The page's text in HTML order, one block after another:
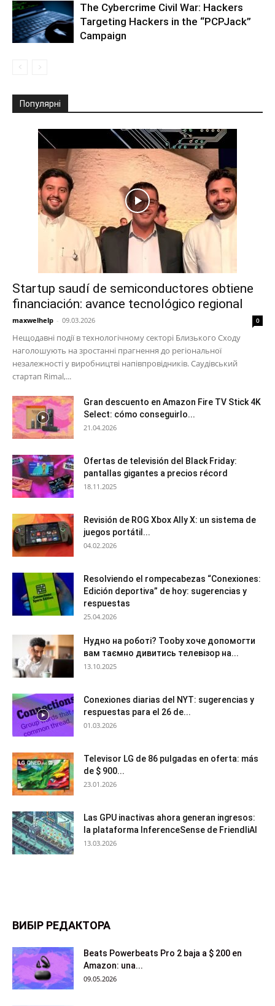
The Cybercrime Civil War: Hackers
Targeting Hackers in the “PCPJack”
Campaign
Популярні
Startup saudí de semiconductores obtiene
financiación: avance tecnológico regional
maxwelhelp - 09.03.2026 0
Нещодавні події в технологічному секторі Близького Сходу
наголошують на зростанні прагнення до регіональної
незалежності у виробництві напівпровідників. Саудівський
стартап Rimal,...
Gran descuento en Amazon Fire TV Stick 4K
Select: cómo conseguirlo...
21.04.2026
Ofertas de televisión del Black Friday:
pantallas gigantes a precios récord
18.11.2025
Revisión de ROG Xbox Ally X: un sistema de
juegos portátil...
04.02.2026
Resolviendo el rompecabezas “Conexiones:
Edición deportiva” de hoy: sugerencias y
respuestas
25.04.2026
Нудно на роботі? Tooby хоче допомогти
вам таємно дивитись телевізор на...
13.10.2025
Conexiones diarias del NYT: sugerencias y
respuestas para el 26 de...
01.03.2026
Televisor LG de 86 pulgadas en oferta: más
de $ 900...
23.01.2026
Las GPU inactivas ahora generan ingresos:
la plataforma InferenceSense de FriendliAI
13.03.2026
ВИБІР РЕДАКТОРА
Beats Powerbeats Pro 2 baja a $ 200 en
Amazon: una...
09.05.2026